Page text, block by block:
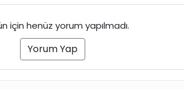
için henüz yorum yapılmadı.
Yorum Yap